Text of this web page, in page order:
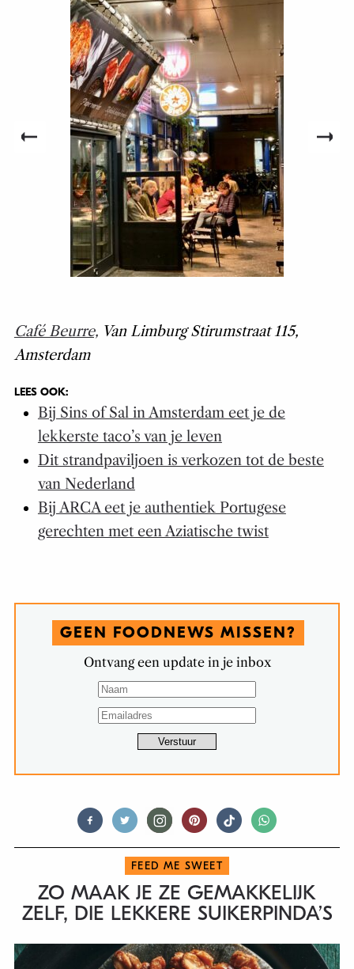
Café Beurre, Van Limburg Stirumstraat 115,
Amsterdam
LEES OOK:
Bij Sins of Sal in Amsterdam eet je de
lekkerste taco’s van je leven
Dit strandpaviljoen is verkozen tot de beste
van Nederland
Bij ARCA eet je authentiek Portugese
gerechten met een Aziatische twist
GEEN FOODNEWS MISSEN?
Ontvang een update in je inbox
FEED ME SWEET
ZO MAAK JE ZE GEMAKKELIJK
ZELF, DIE LEKKERE SUIKERPINDA’S